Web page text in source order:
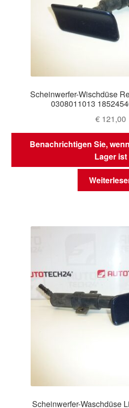
Scheinwerfer-Wischdüse
0308011013
€ 121,00
Benachrichtigen Sie,
Lager ist
Scheinwerfer-Waschdüse